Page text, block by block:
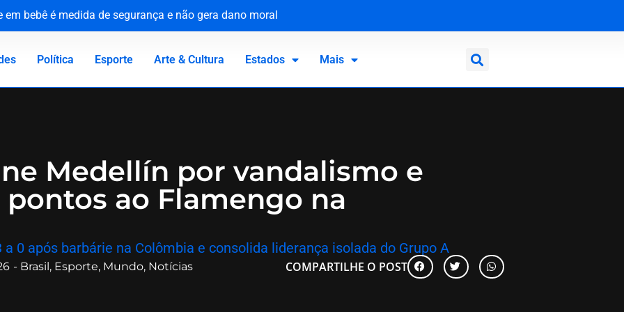
bebê é medida de segurança e não gera dano moral
e reforça compromisso com a defesa da saúde pública
Canadá: a virada de vida de Jacaré
vítimas no 81º aniversário do ataque atômico
Política Esporte Arte & Cultura Estados Mais
Medellín por vandalismo e
ao Flamengo na
0 após barbárie na Colômbia e consolida liderança isolada do Grupo A
- Brasil, Esporte, Mundo, Notícias COMPARTILHE O POST